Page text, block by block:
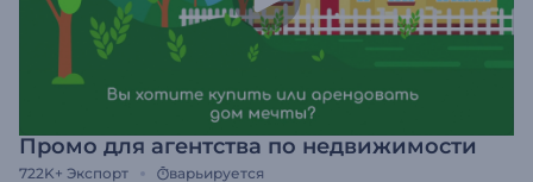
Промо для агентства по недвижимости
722K+ Экспорт варьируется